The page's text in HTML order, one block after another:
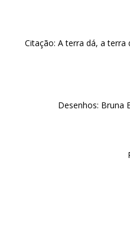
Citação:A terra dá, a terra
Desenhos: Bruna